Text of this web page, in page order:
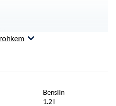
Bensiin
1.2l